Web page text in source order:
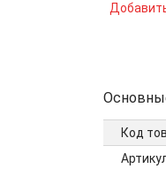
Код